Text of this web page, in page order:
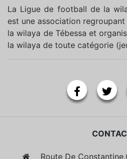
La Ligue de football de la
est une association
la wilaya de Tébessa et
la wilaya de toute catégorie
Route De